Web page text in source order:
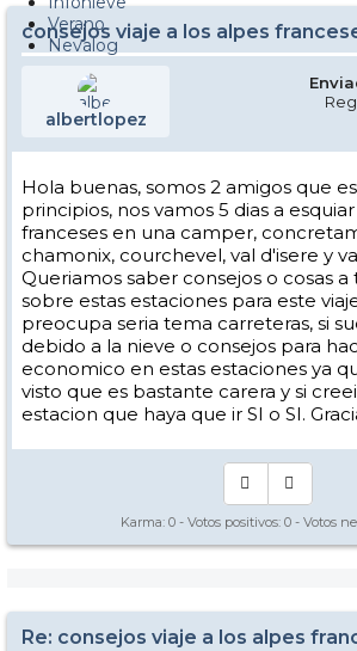
Verano
Nevalog
consejos viaje a los alpes
albertlopez
Hola buenas, somos 2 amigos que
principios, nos vamos 5 dias a
franceses en una camper,
chamonix, courchevel, val d'isere y
Queriamos saber consejos o cosas
sobre estas estaciones para este
preocupa seria tema carreteras, si
debido a la nieve o consejos para
economico en estas estaciones ya
visto que es bastante carera y si
estacion que haya que ir SI o SI.
Karma: 0 - Votos positivos: 0 - Votos
Re: consejos viaje a los alpes